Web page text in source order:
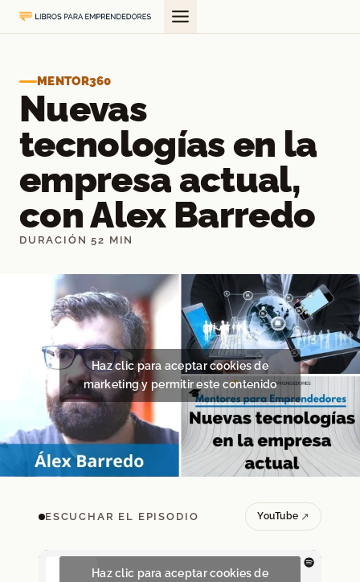
Saltar
al
MENTOR360
Nuevas
tecnologías en la
empresa actual,
con Alex Barredo
DURACIÓN 52 MIN
Haz clic para aceptar cookies de
marketing y permitir este contenido
ESCUCHAR EL EPISODIO YouTube
Haz clic para aceptar cookies de